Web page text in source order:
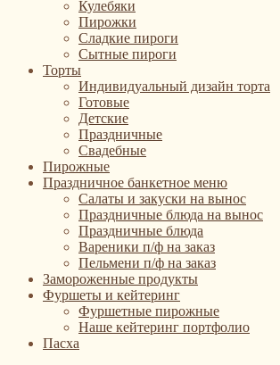
Кулебяки
Пирожки
Сладкие пироги
Сытные пироги
Торты
Индивидуальный дизайн торта
Готовые
Детские
Праздничные
Свадебные
Пирожные
Праздничное банкетное меню
Салаты и закуски на вынос
Праздничные блюда на вынос
Праздничные блюда
Вареники п/ф на заказ
Пельмени п/ф на заказ
Замороженные продукты
Фуршеты и кейтеринг
Фуршетные пирожные
Наше кейтеринг портфолио
Пасха